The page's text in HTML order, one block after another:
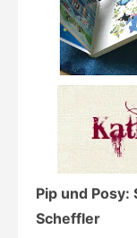
Pip und
Scheffler